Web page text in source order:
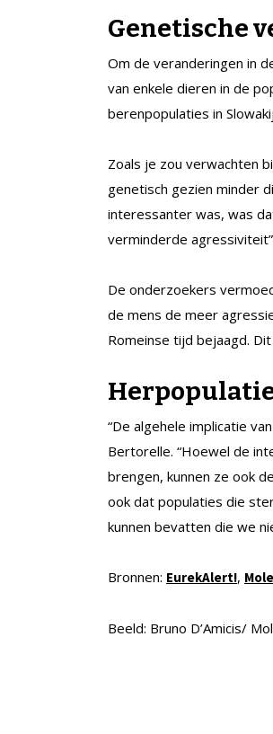
Genetische
Om de veranderingen in
van enkele dieren in de
berenpopulaties in
Zoals je zou verwachten
genetisch gezien minder
interessanter was, was
verminderde
De onderzoekers
de mens de meer
Romeinse tijd bejaagd.
“De algehele implicatie
Bertorelle. “Hoewel de
brengen, kunnen ze ook
ook dat populaties die
kunnen bevatten die we
Bronnen: EurekAlert!,
Beeld: Bruno D’Amicis/